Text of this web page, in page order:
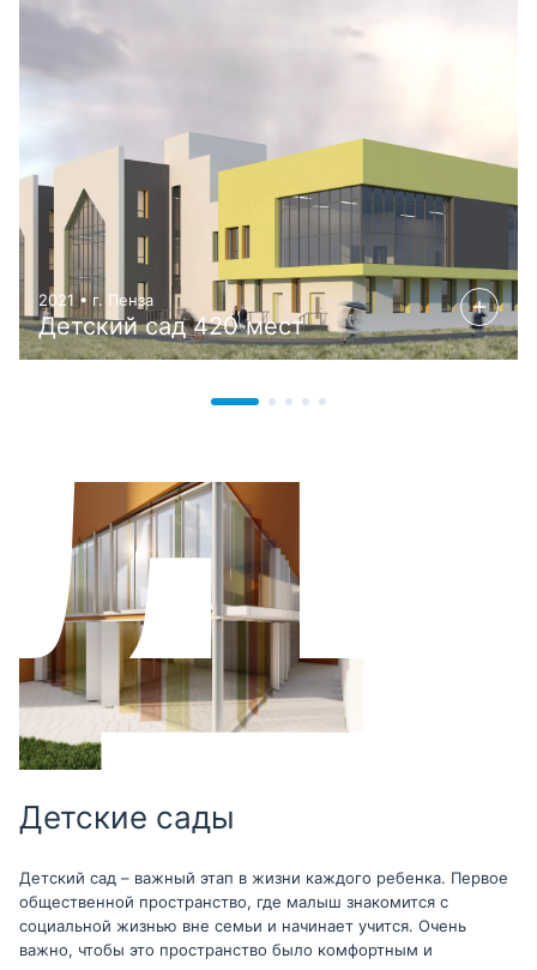
2021 • г. Пенза
Детский сад 420 мест
Детские сады
Детский сад – важный этап в жизни каждого ребенка. Первое
общественной пространство, где малыш знакомится с
социальной жизнью вне семьи и начинает учится. Очень
важно, чтобы это пространство было комфортным и